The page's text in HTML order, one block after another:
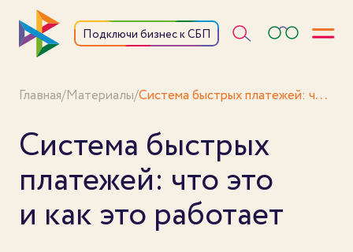
Подключи бизнес к СБП
Главная/Материалы/ Система быстрых платежей: что это и как это работает
Система быстрых
платежей: что это
и как это работает